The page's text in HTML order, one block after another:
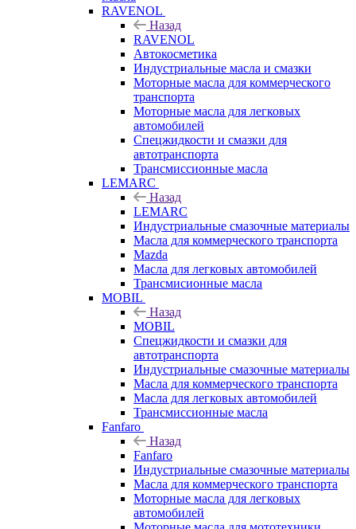
RAVENOL
Назад
RAVENOL
Автокосметика
Индустриальные масла и смазки
Моторные масла для коммерческого
транспорта
Моторные масла для легковых
автомобилей
Спецжидкости и смазки для
автотранспорта
Трансмиссионные масла
LEMARC
Назад
LEMARC
Индустриальные смазочные материалы
Масла для коммерческого транспорта
Mazda
Масла для легковых автомобилей
Трансмисионные масла
MOBIL
Назад
MOBIL
Cпецжидкости и смазки для
автотранспорта
Индустриальные смазочные материалы
Масла для коммерческого транспорта
Масла для легковых автомобилей
Трансмиссионные масла
Fanfaro
Назад
Fanfaro
Индустриальные смазочные материалы
Масла для коммерческого транспорта
Моторные масла для легковых
автомобилей